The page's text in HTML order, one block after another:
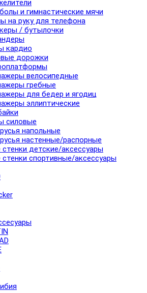
и гимнастические мячи
на руку для телефона
/ бутылочки
кардио
дорожки
велосипедные
гребные
для бедер и ягодиц
эллиптические
силовые
напольные
настенные/распорные
детские/аксессуары
спортивные/аксессуары